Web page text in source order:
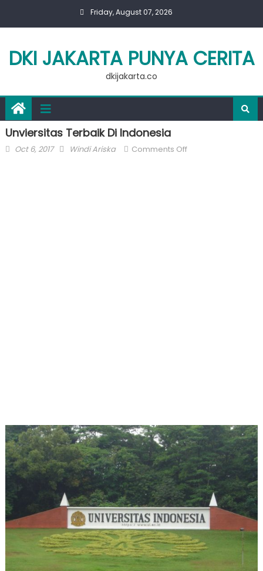
Friday, August 07, 2026
DKI JAKARTA PUNYA CERITA
dkijakarta.co
Unviersitas Terbaik Di Indonesia
Posted
Oct 6, 2017 Author
Windi Ariska Comments Offon